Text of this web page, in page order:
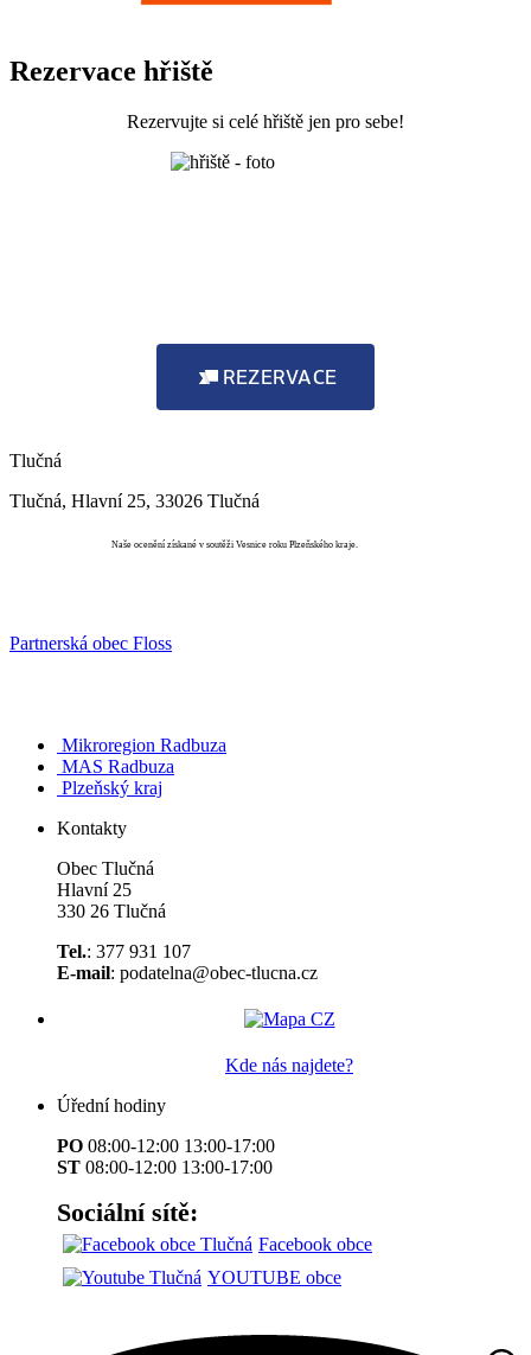
Rezervace hřiště
Rezervujte si celé hřiště jen pro sebe!
REZERVACE
Tlučná
Tlučná, Hlavní 25, 33026 Tlučná
Naše ocenění získané v soutěži Vesnice roku Plzeňského kraje.
Partnerská obec Floss
Mikroregion Radbuza
MAS Radbuza
Plzeňský kraj
Kontakty
Obec Tlučná
Hlavní 25
330 26 Tlučná
Tel.: 377 931 107
E-mail: podatelna@obec-tlucna.cz
Kde nás najdete?
Úřední hodiny
PO 08:00-12:00 13:00-17:00
ST 08:00-12:00 13:00-17:00
Sociální sítě:
Facebook obce
YOUTUBE obce